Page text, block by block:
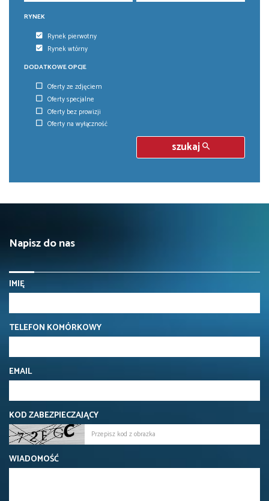
RYNEK
Rynek pierwotny
Rynek wtórny
DODATKOWE OPCJE
Oferty ze zdjęciem
Oferty specjalne
Oferty bez prowizji
Oferty na wyłączność
szukaj
Napisz do nas
IMIĘ
TELEFON KOMÓRKOWY
EMAIL
KOD ZABEZPIECZAJĄCY
WIADOMOŚĆ